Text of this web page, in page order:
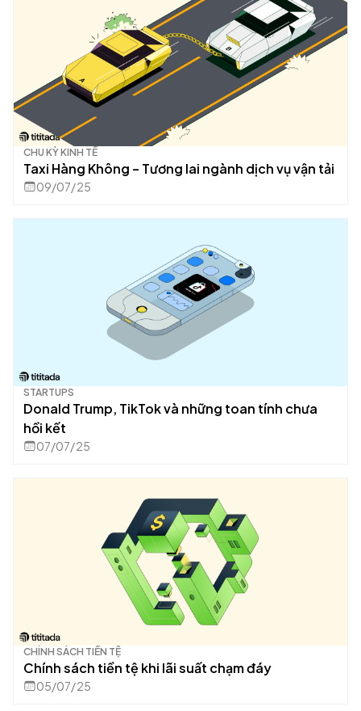
CHU KỲ KINH TẾ
Taxi Hàng Không – Tương lai ngành dịch vụ vận tải
09/07/25
STARTUPS
Donald Trump, TikTok và những toan tính chưa
hồi kết
07/07/25
CHÍNH SÁCH TIỀN TỆ
Chính sách tiền tệ khi lãi suất chạm đáy
05/07/25